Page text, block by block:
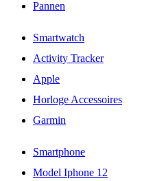
Pannen
Smartwatch
Activity Tracker
Apple
Horloge Accessoires
Garmin
Smartphone
Model Iphone 12